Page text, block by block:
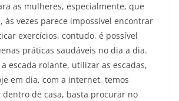
as mulheres, especialmente, que
às vezes parece impossível encontrar
exercícios, contudo, é possível
práticas saudáveis no dia a dia.
escada rolante, utilizar as escadas,
em dia, com a internet, temos
de casa, basta procurar no